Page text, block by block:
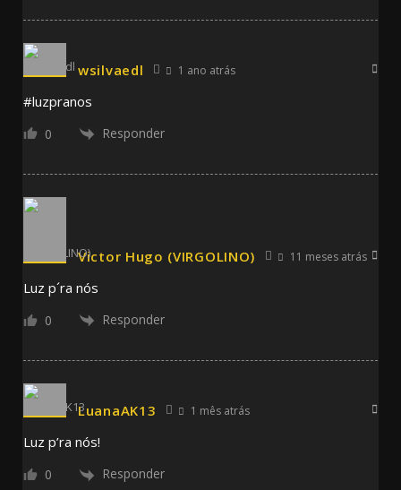
wsilvaedl 1 ano atrás
#luzpranos
0 Responder
Victor Hugo (VIRGOLINO) 11 meses atrás
Luz p´ra nós
0 Responder
LuanaAK13 1 mês atrás
Luz p’ra nós!
0 Responder